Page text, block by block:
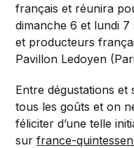
français et réunira
dimanche 6 et lundi 7
et producteurs
Pavillon Ledoyen
Entre dégustations
tous les goûts et on
féliciter d’une telle
surfrance-